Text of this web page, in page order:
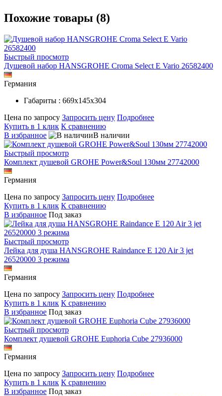
Похожие товары (8)
Быстрый просмотр
Душевой набор HANSGROHE Croma Select E Vario 26582400
Германия
Габариты : 669х145х304
Цена по запросу Запросить цену Подробнее
Купить в 1 клик К сравнению
В избранное
В наличии
Быстрый просмотр
Комплект душевой GROHE Power&Soul 130мм 27742000
Германия
Цена по запросу Запросить цену Подробнее
Купить в 1 клик К сравнению
В избранное Под заказ
Быстрый просмотр
Лейка для душа HANSGROHE Raindance E 120 Air 3 jet
26520000 3 режима
Германия
Цена по запросу Запросить цену Подробнее
Купить в 1 клик К сравнению
В избранное Под заказ
Быстрый просмотр
Комплект душевой GROHE Euphoria Cube 27936000
Германия
Цена по запросу Запросить цену Подробнее
Купить в 1 клик К сравнению
В избранное Под заказ